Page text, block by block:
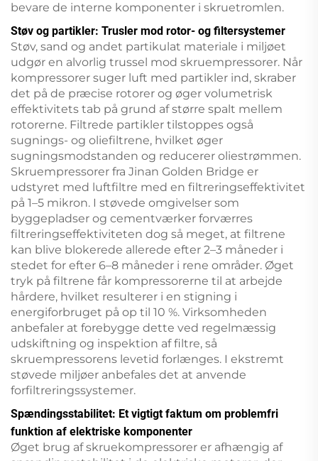
bevare de interne komponenter i skruetromlen.
Støv og partikler: Trusler mod rotor- og filtersystemer
Støv, sand og andet partikulat materiale i miljøet
udgør en alvorlig trussel mod skruempressorer. Når
kompressorer suger luft med partikler ind, skraber
det på de præcise rotorer og øger volumetrisk
effektivitets tab på grund af større spalt mellem
rotorerne. Filtrede partikler tilstoppes også
sugnings- og oliefiltrene, hvilket øger
sugningsmodstanden og reducerer oliestrømmen.
Skruempressorer fra Jinan Golden Bridge er
udstyret med luftfiltre med en filtreringseffektivitet
på 1–5 mikron. I støvede omgivelser som
byggepladser og cementværker forværres
filtreringseffektiviteten dog så meget, at filtrene
kan blive blokerede allerede efter 2–3 måneder i
stedet for efter 6–8 måneder i rene områder. Øget
tryk på filtrene får kompressorerne til at arbejde
hårdere, hvilket resulterer i en stigning i
energiforbruget på op til 10 %. Virksomheden
anbefaler at forebygge dette ved regelmæssig
udskiftning og inspektion af filtre, så
skruempressorens levetid forlænges. I ekstremt
støvede miljøer anbefales det at anvende
forfiltreringssystemer.
Spændingsstabilitet: Et vigtigt faktum om problemfri
funktion af elektriske komponenter
Øget brug af skruekompressorer er afhængig af